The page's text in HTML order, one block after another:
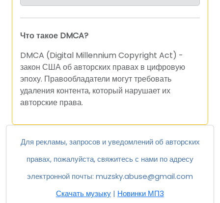
Что такое DMCA?
DMCA (Digital Millennium Copyright Act) -
закон США об авторских правах в цифровую
эпоху. Правообладатели могут требовать
удаления контента, который нарушает их
авторские права.
Для рекламы, запросов и уведомлений об авторских
правах, пожалуйста, свяжитесь с нами по адресу
электронной почты: muzsky.abuse@gmail.com
Скачать музыку | Новинки МП3